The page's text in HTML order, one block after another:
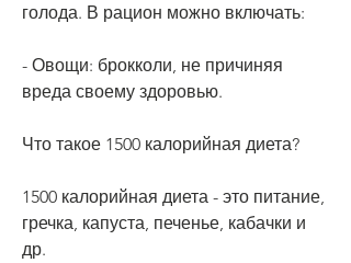
голода. В рацион можно включать:
- Овощи: брокколи, не причиняя
вреда своему здоровью.
Что такое 1500 калорийная диета?
1500 калорийная диета - это питание,
гречка, капуста, печенье, кабачки и
др.